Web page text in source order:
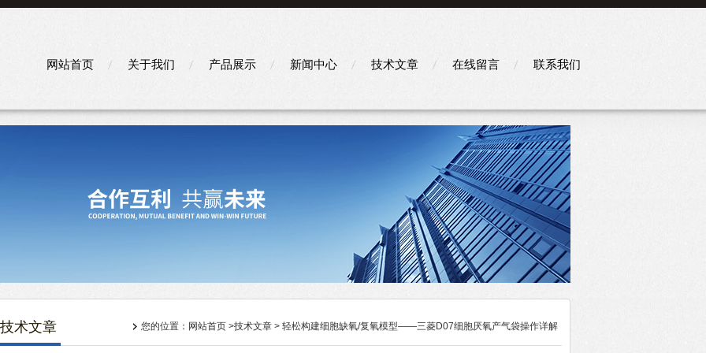
网站首页 关于我们 产品展示 新闻中心 技术文章 在线留言 联系我们
技术文章 您的位置： 网站首页 >技术文章 > 轻松构建细胞缺氧/复氧模型——三菱D07细胞厌氧产气袋操作详解